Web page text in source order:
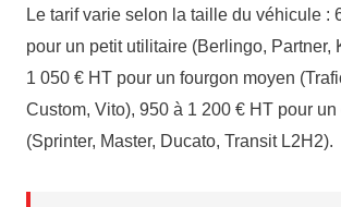
Le tarif varie selon la taille du véhicule :
pour un petit utilitaire (Berlingo, Partner,
1 050 € HT pour un fourgon moyen
Custom, Vito), 950 à 1 200 € HT pour
(Sprinter, Master, Ducato, Transit L2H2).